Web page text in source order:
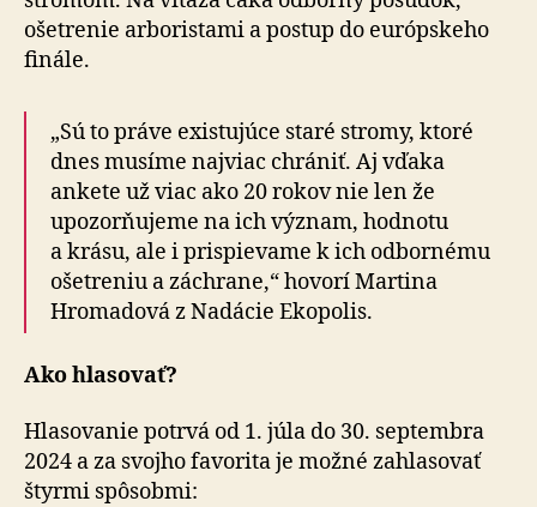
ošetrenie arboristami a postup do európskeho
finále.
„Sú to práve existujúce staré stromy, ktoré
dnes musíme najviac chrániť. Aj vďaka
ankete už viac ako 20 rokov nie len že
upozorňujeme na ich význam, hodnotu
a krásu, ale i prispievame k ich odbornému
ošetreniu a záchrane,“ hovorí Martina
Hromadová z Nadácie Ekopolis.
Ako hlasovať?
Hlasovanie potrvá od 1. júla do 30. septembra
2024 a za svojho favorita je možné zahlasovať
štyrmi spôsobmi: